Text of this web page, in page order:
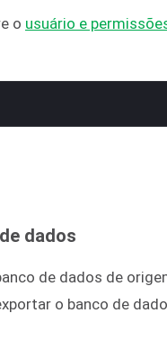
o usuário e
dados
de dados de
o banco de